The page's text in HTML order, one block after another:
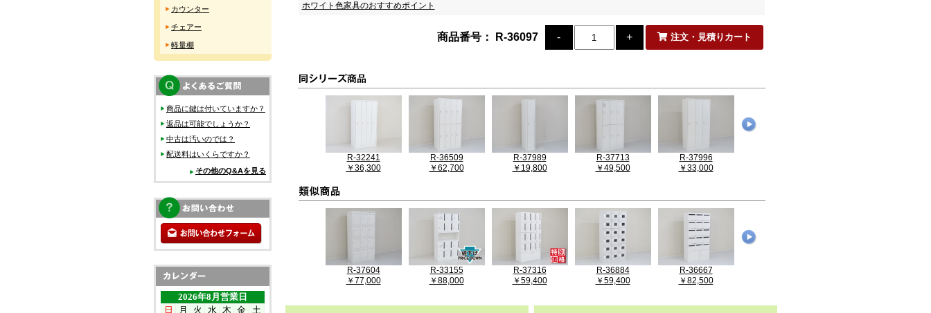
ホワイト色家具のおすすめポイント
商品番号： R-36097 注文・見積りカート
R-32241
￥36,300
R-36509
￥62,700
R-37989
￥19,800
R-37713
￥49,500
R-37996
￥33,000
R-37604
￥77,000
R-33155
￥88,000
R-37316
￥59,400
R-36884
￥59,400
R-36667
￥82,500
カウンター
チェアー
軽量棚
商品に鍵は付いていますか？
返品は可能でしょうか？
中古は汚いのでは？
配送料はいくらですか？
その他のQ&Aを見る